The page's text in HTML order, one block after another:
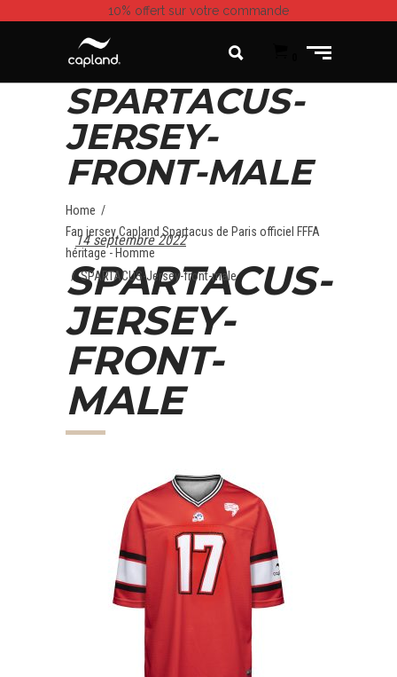
10% offert sur votre commande
SPARTACUS-
JERSEY-
FRONT-MALE
Home /
Fan jersey Capland Spartacus de Paris officiel FFFA
héritage - Homme
/SPARTACUS-Jersey-front-male
14 septembre 2022
SPARTACUS-
JERSEY-
FRONT-
MALE